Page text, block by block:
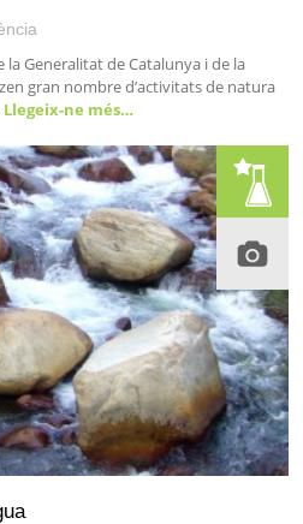
la Generalitat de Catalunya i de la
gran nombre d’activitats de natura
Llegeix-ne més…